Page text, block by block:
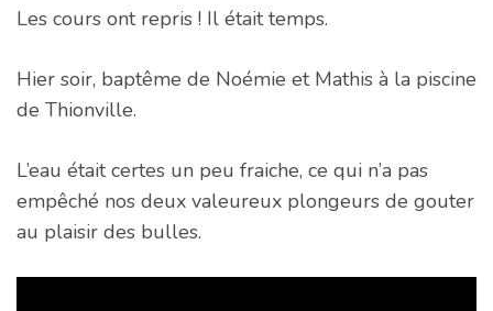
Les cours ont repris ! Il était temps.
Hier soir, baptême de Noémie et Mathis à la piscine
de Thionville.
L’eau était certes un peu fraiche, ce qui n’a pas
empêché nos deux valeureux plongeurs de gouter
au plaisir des bulles.